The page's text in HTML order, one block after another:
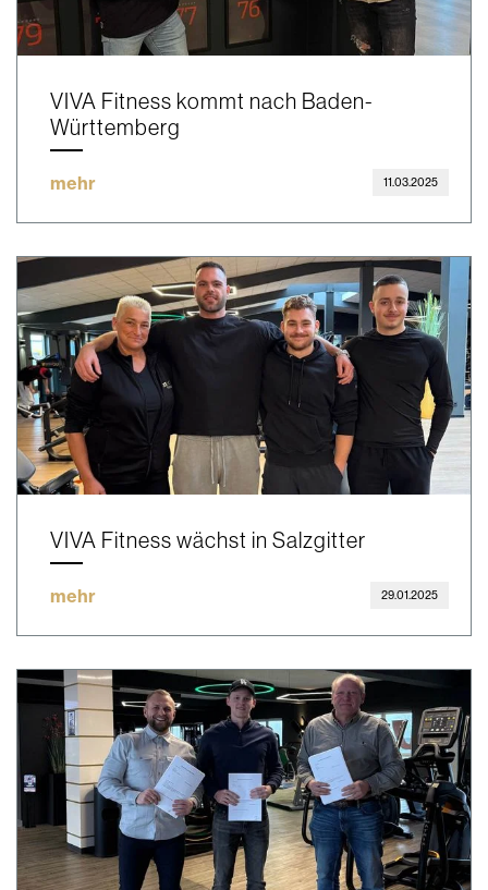
VIVA Fitness kommt nach Baden-
Württemberg
mehr 11.03.2025
VIVA Fitness wächst in Salzgitter
mehr 29.01.2025